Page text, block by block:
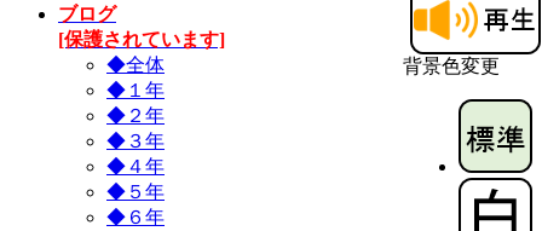
背景色変更
ブログ
[保護されています]
◆全体
◆１年
◆２年
◆３年
◆４年
◆５年
◆６年